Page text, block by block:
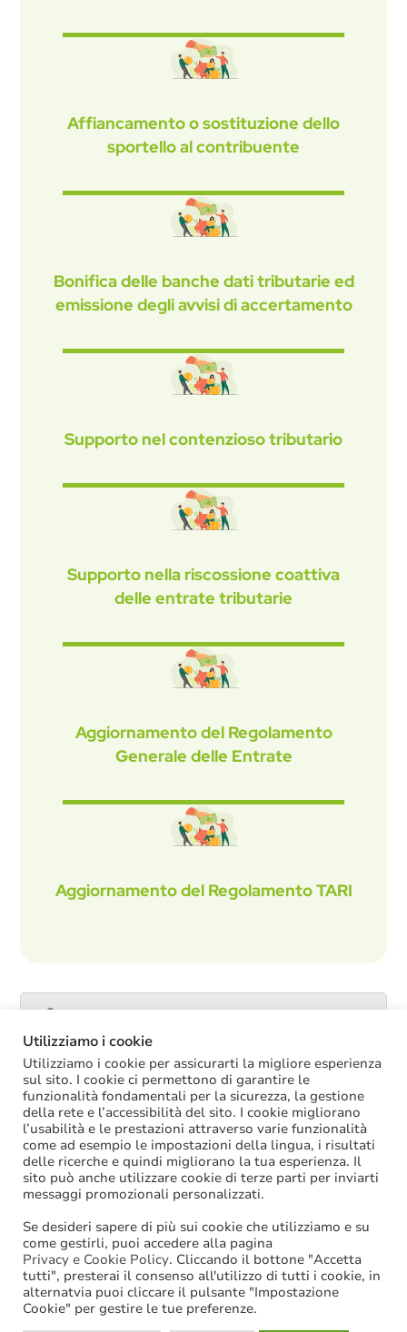
Affiancamento o sostituzione dello
sportello al contribuente
Bonifica delle banche dati tributarie ed
emissione degli avvisi di accertamento
Supporto nel contenzioso tributario
Supporto nella riscossione coattiva
delle entrate tributarie
Aggiornamento del Regolamento
Generale delle Entrate
Aggiornamento del Regolamento TARI
ULTIME NOTIZIE
La soppressione dei vecchi tetti di spesa
offre più margini anche per l’aumento del
salario accessorio
ACCRUAL: come si registrano i
trasferimenti vincolati per investimenti
riscossi prima del 2025?
Oggi in Cdm il nuovo “Decreto PA”: molte
le novità di interesse per gli enti locali
Niente assunzioni tramite scorrimento di
graduatorie di mobilità
Sanzioni BDAP: aumenta il fondo per il
Utilizziamo i cookie
Utilizziamo i cookie per assicurarti la migliore esperienza
sul sito. I cookie ci permettono di garantire le
funzionalità fondamentali per la sicurezza, la gestione
della rete e l’accessibilità del sito. I cookie migliorano
l’usabilità e le prestazioni attraverso varie funzionalità
come ad esempio le impostazioni della lingua, i risultati
delle ricerche e quindi migliorano la tua esperienza. Il
sito può anche utilizzare cookie di terze parti per inviarti
messaggi promozionali personalizzati.
Se desideri sapere di più sui cookie che utilizziamo e su
come gestirli, puoi accedere alla pagina
Privacy e Cookie Policy. Cliccando il bottone "Accetta
tutti", presterai il consenso all'utilizzo di tutti i cookie, in
alternatvia puoi cliccare il pulsante "Impostazione
Cookie" per gestire le tue preferenze.